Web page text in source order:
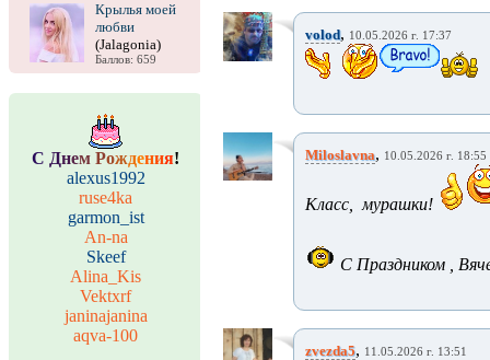
Крылья моей
любви
(Jalagonia)
Баллов: 659
С Днем Рождения!
alexus1992
ruse4ka
garmon_ist
An-na
Skeef
Alina_Kis
Vektxrf
janinajanina
aqva-100
volod, 10.05.2026 г. 17:37
Miloslavna, 10.05.2026 г. 18:55
Класс, мурашки!
С Праздником ,
zvezda5, 11.05.2026 г. 13:51